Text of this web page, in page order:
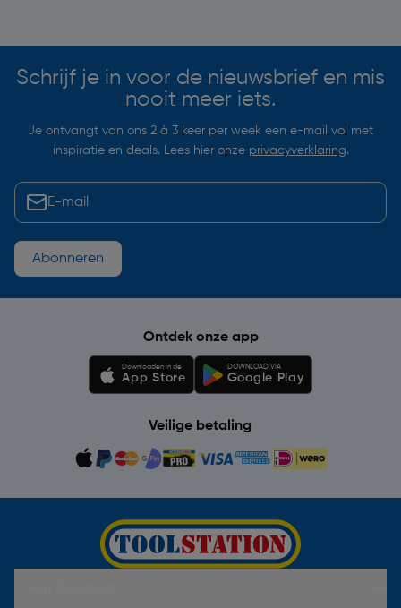
Schrijf je in voor de nieuwsbrief en mis
nooit meer iets.
Je ontvangt van ons 2 à 3 keer per week een e-mail vol met
inspiratie en deals. Lees hier onze privacyverklaring.
Abonneren
Ontdek onze app
Downloaden in de
App Store
DOWNLOAD VIA
Google Play
Veilige betaling